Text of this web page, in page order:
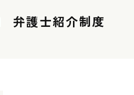
弁護士紹介制度